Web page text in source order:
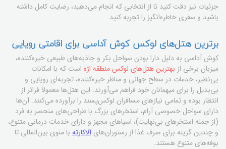
جزئیات نیز دقت کنید تا از انتخابی که انجام می‌دهید، رضایت کامل داشته
باشید و سفری خاطره‌انگیز را تجربه کنید.
برترین هتل‌های لوکس کوش آداسی برای اقامتی رویایی
کوش آداسی به دلیل دارا بودن سواحل بکر و جاذبه‌های طبیعی خیره‌کننده،
میزبان برخی از بهترین هتل‌های لوکس منطقه اژه است که با امکانات
بی‌نظیر، خدمات در سطح جهانی و مناظر خیره‌کننده، تجربه‌ای رویایی و
بی‌بدیل را برای میهمانان خود فراهم می‌آورند. این هتل‌ها معمولاً فراتر از
انتظار بوده و تمامی نیازهای مسافران لوکس‌پسند را برآورده می‌کنند. آن‌ها
دارای سواحل خصوصی آرام، استخرهای بزرگ با طراحی‌های منحصر به فرد
(از جمله استخرهای بی‌نهایت)، اسپا‌های مجهز و دارای خدمات درمانی متنوع،
و چندین گزینه برای صرف غذا از رستوران‌هایآلاکارته با منوی بین‌المللی تا
بوفه‌های متنوع هستند.